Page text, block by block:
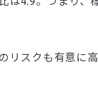
リスクも有意に